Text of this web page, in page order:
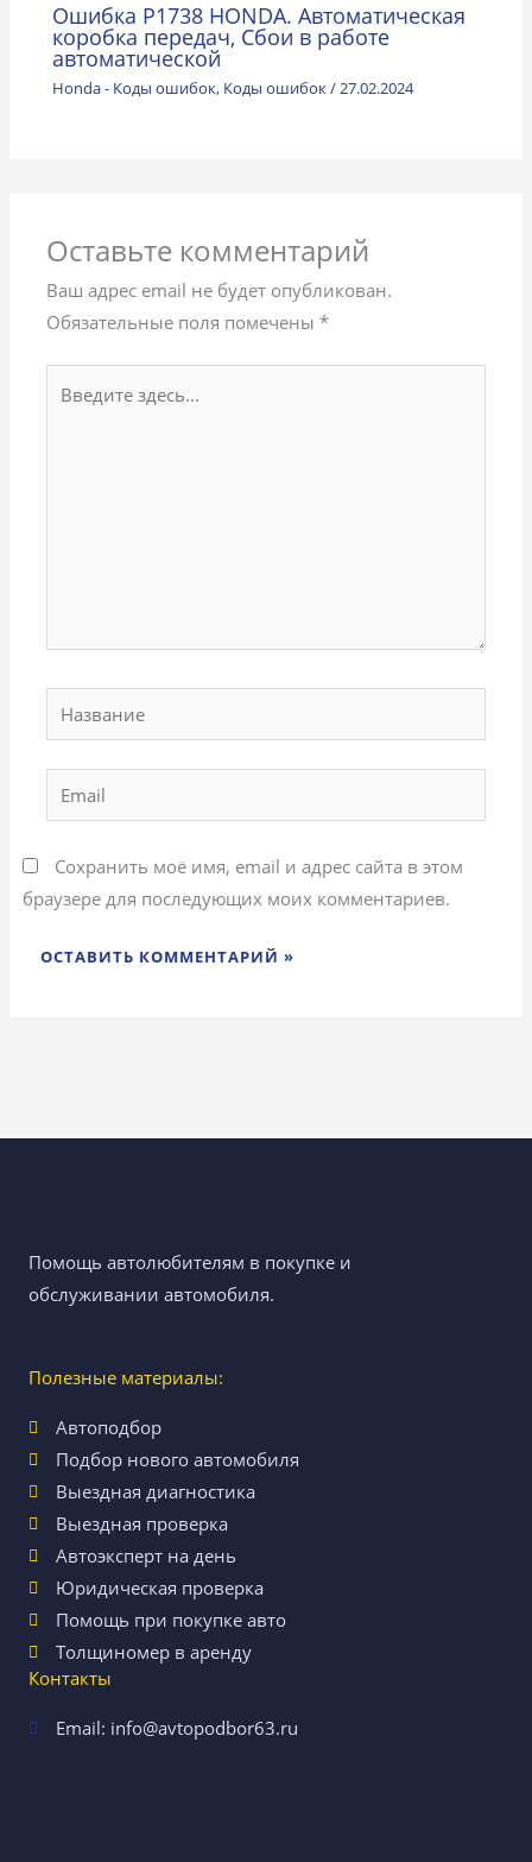
Ошибка P1738 HONDA. Автоматическая
коробка передач, Сбои в работе
автоматической
Honda - Коды ошибок, Коды ошибок/27.02.2024
Оставьте комментарий
Ваш адрес email не будет опубликован.
Обязательные поля помечены*
здесь...
Email
Сохранить моё имя, email и адрес сайта в этом
браузере для последующих моих комментариев.
Помощь автолюбителям в покупке и
обслуживании автомобиля.
Полезные материалы:
Автоподбор
Подбор нового автомобиля
Выездная диагностика
Выездная проверка
Автоэксперт на день
Юридическая проверка
Помощь при покупке авто
Толщиномер в аренду
Контакты
Email: info@avtopodbor63.ru